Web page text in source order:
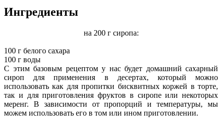
Ингредиенты
на 200 г сиропа:
100 г белого сахара
100 г воды
С этим базовым рецептом у нас будет домашний сахарный
сироп для применения в десертах, который можно
использовать как для пропитки бисквитных коржей в торте,
так и для приготовления фруктов в сиропе или некоторых
меренг. В зависимости от пропорций и температуры, мы
можем использовать его в том или ином приготовлении.